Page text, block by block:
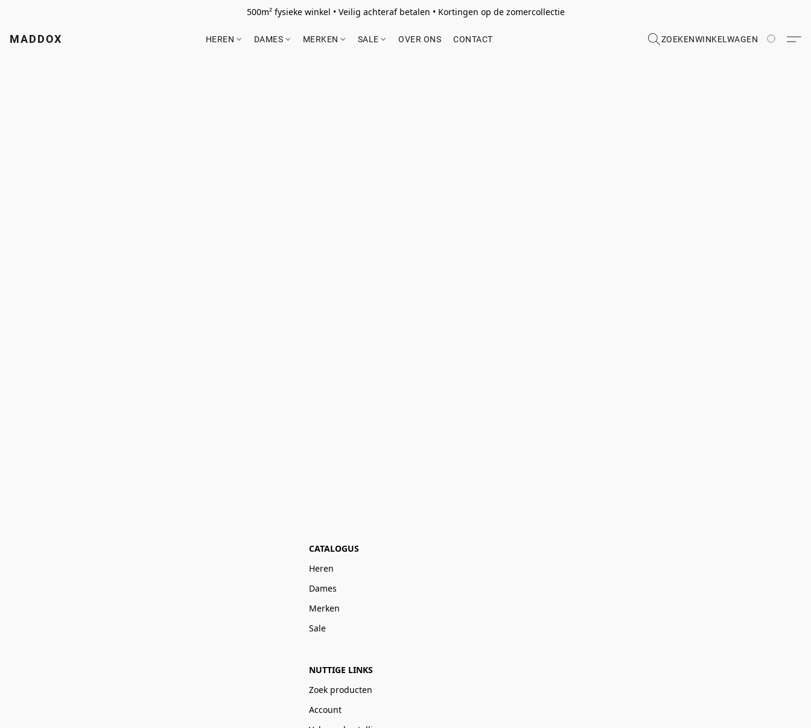
500m² fysieke winkel • Veilig achteraf betalen • Kortingen op de zomercollectie
MADDOX HEREN DAMES MERKEN SALE OVER ONS CONTACT ZOEKENWINKELWAGEN
CATALOGUS
Heren
Dames
Merken
Sale
NUTTIGE LINKS
Zoek producten
Account